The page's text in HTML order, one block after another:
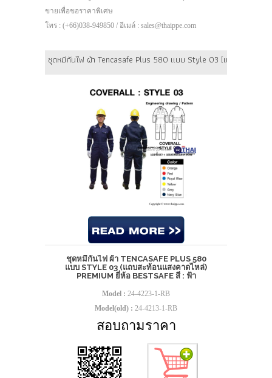
ขายเพื่อขอราคาพิเศษ
โทร : (+66)038-949850 / อีเมล์ : sales@thaippe.com
ชุดหมีกันไฟ ผ้า Tencasafe Plus 580 แบบ Style 03 (แถบสะท้อนแส
ชุดหมีกันไฟ ผ้า TENCASAFE PLUS 580
แบบ STYLE 03 (แถบสะท้อนแสงคาดไหล่)
PREMIUM ยี่ห้อ BESTSAFE สี : ฟ้า
Model : 24-4223-1-RB
Model(old) : 24-4213-1-RB
สอบถามราคา